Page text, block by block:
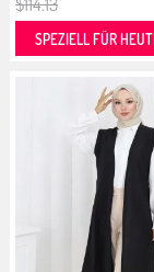
SPEZIELL FÜR